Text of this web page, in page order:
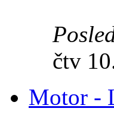
čtv
Motor -